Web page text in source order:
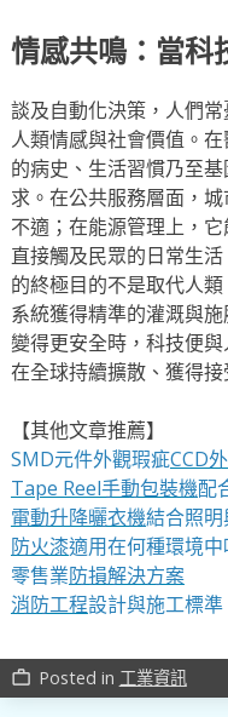
情感共鳴：當科
談及自動化決策，人們
人類情感與社會價值。
的病史、生活習慣乃至
求。在公共服務層面，
不適；在能源管理上，
直接觸及民眾的日常生
的終極目的不是取代人
系統獲得精準的灌溉與
變得更安全時，科技便
在全球持續擴散、獲得接
【其他文章推薦】
SMD元件外觀瑕疵CCD
Tape Reel手動包裝機配
電動升降曬衣機結合照
防火漆適用在何種環境中
零售業防損解決方案
消防工程設計與施工標
work_outline Posted in 工業資訊